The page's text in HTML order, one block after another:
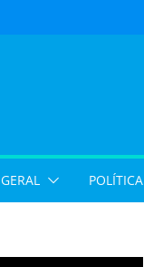
GERAL POLÍTICA